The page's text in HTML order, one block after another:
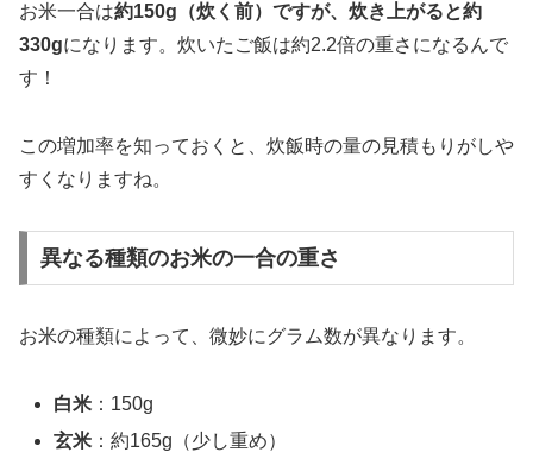
お米一合は約150g（炊く前） ですが、炊き上がると約
330gになります。炊いたご飯は約2.2倍の重さになるんで
す！
この増加率を知っておくと、炊飯時の量の見積もりがしや
すくなりますね。
異なる種類のお米の一合の重さ
お米の種類によって、微妙にグラム数が異なります。
白米 ：150g
玄米 ：約165g（少し重め）